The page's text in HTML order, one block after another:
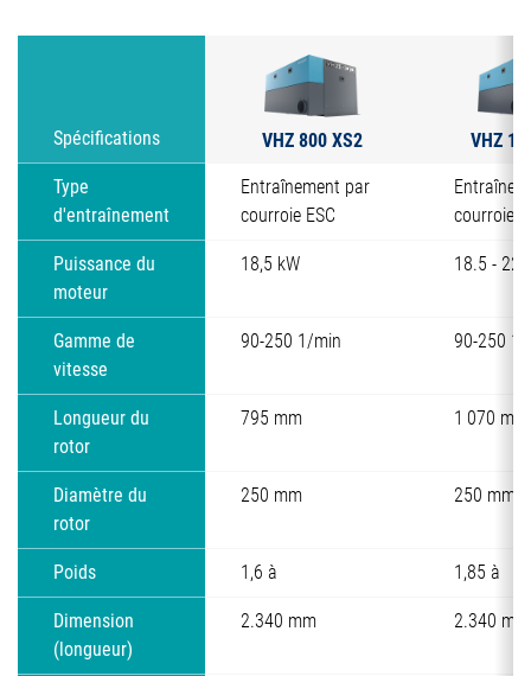
Spécifications VHZ 800 XS2 VHZ
Type
d'entraînement
Entraînement par
courroie ESC
courroie
Puissance du
moteur
18,5 kW 18.5 - 22
Gamme de
vitesse
90-250 1/min 90-250 1/
Longueur du
rotor
795 mm 1 070 mm
Diamètre du
rotor
250 mm 250 mm
Poids 1,6 à 1,85 à
Dimension
(longueur)
2.340 mm 2.340 mm